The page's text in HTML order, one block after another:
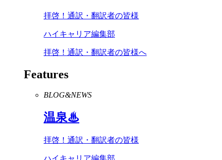
拝啓！通訳・翻訳者の皆様
ハイキャリア編集部
拝啓！通訳・翻訳者の皆様へ
Features
BLOG&NEWS
温泉♨
拝啓！通訳・翻訳者の皆様